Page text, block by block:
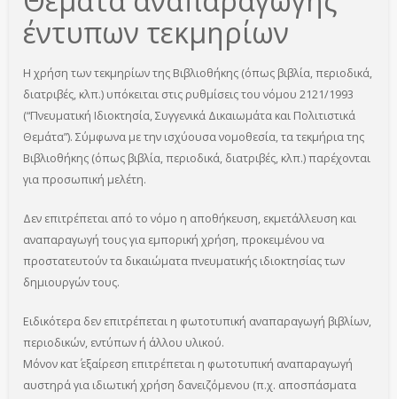
έντυπων τεκμηρίων
Η χρήση των τεκμηρίων της Βιβλιοθήκης (όπως βιβλία, περιοδικά,
διατριβές, κλπ.) υπόκειται στις ρυθμίσεις του νόμου 2121/1993
(“Πνευματική Ιδιοκτησία, Συγγενικά Δικαιωμάτα και Πολιτιστικά
Θεμάτα”). Σύμφωνα με την ισχύουσα νομοθεσία, τα τεκμήρια της
Βιβλιοθήκης (όπως βιβλία, περιοδικά, διατριβές, κλπ.) παρέχονται
για προσωπική μελέτη.
Δεν επιτρέπεται από το νόμο η αποθήκευση, εκμετάλλευση και
αναπαραγωγή τους για εμπορική χρήση, προκειμένου να
προστατευτούν τα δικαιώματα πνευματικής ιδιοκτησίας των
δημιουργών τους.
Ειδικότερα δεν επιτρέπεται η φωτοτυπική αναπαραγωγή βιβλίων,
περιοδικών, εντύπων ή άλλου υλικού.
Μόνον κατ΄ εξαίρεση επιτρέπεται η φωτοτυπική αναπαραγωγή
αυστηρά για ιδιωτική χρήση δανειζόμενου (π.χ. αποσπάσματα